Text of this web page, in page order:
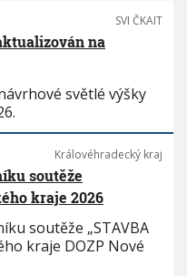
SVI ČKAIT
na
světlé výšky
Královéhradecký kraj
soutěže
kraje 2026
soutěže „STAVBA
kraje DOZP Nové